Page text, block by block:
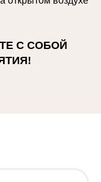
С СОБОЙ